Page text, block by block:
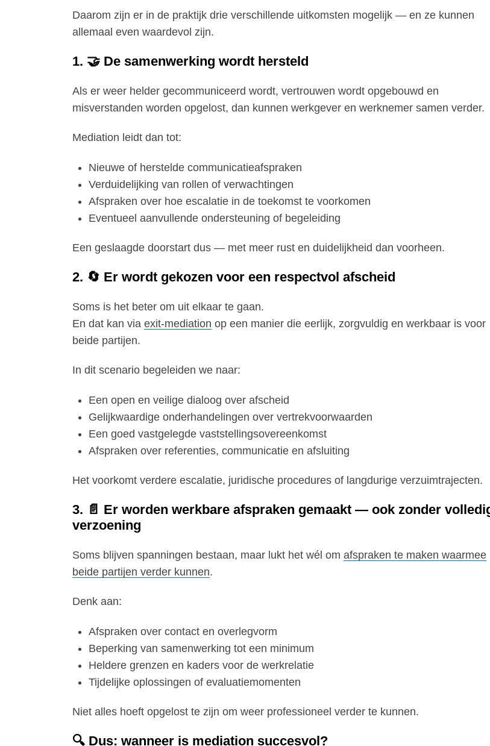
Daarom zijn er in de praktijk drie verschillende uitkomsten mogelijk — en ze kunnen
allemaal even waardevol zijn.
1. 🤝 De samenwerking wordt hersteld
Als er weer helder gecommuniceerd wordt, vertrouwen wordt opgebouwd en
misverstanden worden opgelost, dan kunnen werkgever en werknemer samen verder.
Mediation leidt dan tot:
Nieuwe of herstelde communicatieafspraken
Verduidelijking van rollen of verwachtingen
Afspraken over hoe escalatie in de toekomst te voorkomen
Eventueel aanvullende ondersteuning of begeleiding
Een geslaagde doorstart dus — met meer rust en duidelijkheid dan voorheen.
2. 🔄 Er wordt gekozen voor een respectvol afscheid
Soms is het beter om uit elkaar te gaan.
En dat kan via exit-mediation op een manier die eerlijk, zorgvuldig en werkbaar is voor
beide partijen.
In dit scenario begeleiden we naar:
Een open en veilige dialoog over afscheid
Gelijkwaardige onderhandelingen over vertrekvoorwaarden
Een goed vastgelegde vaststellingsovereenkomst
Afspraken over referenties, communicatie en afsluiting
Het voorkomt verdere escalatie, juridische procedures of langdurige verzuimtrajecten.
3. 📄 Er worden werkbare afspraken gemaakt — ook zonder
verzoening
Soms blijven spanningen bestaan, maar lukt het wél om afspraken te maken waarmee
beide partijen verder kunnen.
Denk aan:
Afspraken over contact en overlegvorm
Beperking van samenwerking tot een minimum
Heldere grenzen en kaders voor de werkrelatie
Tijdelijke oplossingen of evaluatiemomenten
Niet alles hoeft opgelost te zijn om weer professioneel verder te kunnen.
🔍 Dus: wanneer is mediation succesvol?